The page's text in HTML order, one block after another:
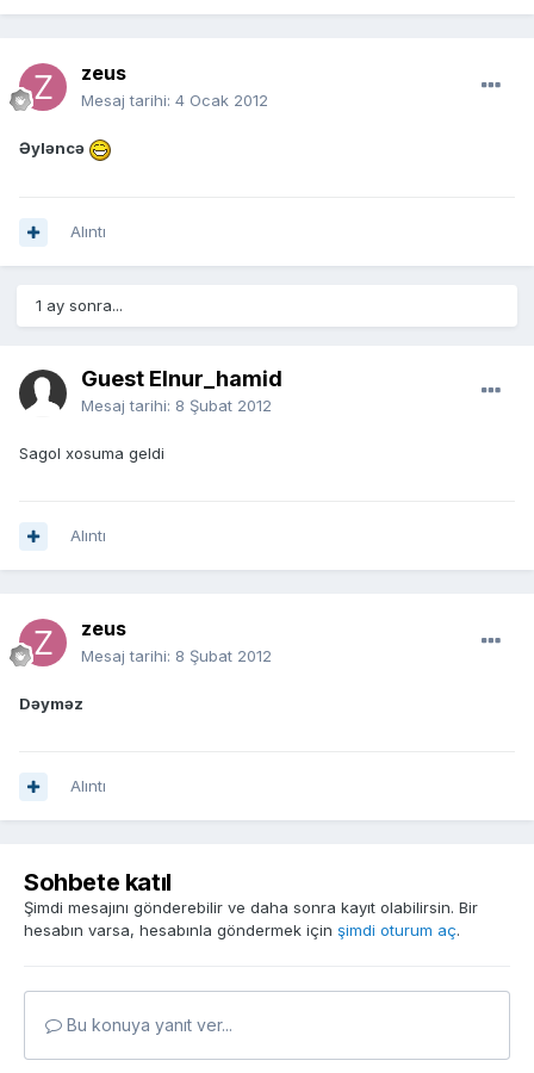
zeus
Mesaj tarihi: 4 Ocak 2012
Əyləncə
Alıntı
1 ay sonra...
Guest Elnur_hamid
Mesaj tarihi: 8 Şubat 2012
Sagol xosuma geldi
Alıntı
zeus
Mesaj tarihi: 8 Şubat 2012
Dəyməz
Alıntı
Sohbete katıl
Şimdi mesajını gönderebilir ve daha sonra kayıt olabilirsin. Bir
hesabın varsa, hesabınla göndermek için şimdi oturum aç.
Bu konuya yanıt ver...